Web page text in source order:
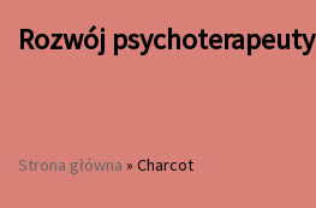
Rozwój psychoterapeuty
Strona główna » Charcot